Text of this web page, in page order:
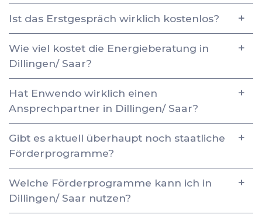
Ist das Erstgespräch wirklich kostenlos?
Wie viel kostet die Energieberatung in
Dillingen/ Saar?
Hat Enwendo wirklich einen
Ansprechpartner in Dillingen/ Saar?
Gibt es aktuell überhaupt noch staatliche
Förderprogramme?
Welche Förderprogramme kann ich in
Dillingen/ Saar nutzen?